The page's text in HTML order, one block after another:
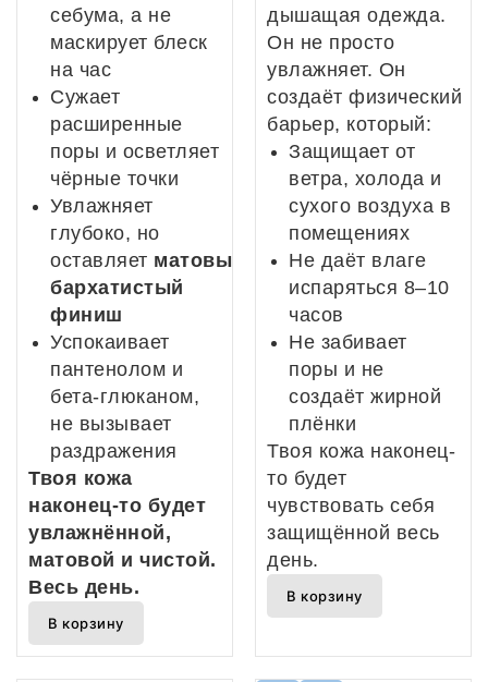
себума, а не
маскирует блеск
на час
Сужает
расширенные
поры и осветляет
чёрные точки
Увлажняет
глубоко, но
оставляет матовый
бархатистый
финиш
Успокаивает
пантенолом и
бета-глюканом,
не вызывает
раздражения
Твоя кожа
наконец-то будет
увлажнённой,
матовой и чистой.
Весь день.
В корзину
дышащая одежда.
Он не просто
увлажняет. Он
создаёт физический
барьер, который:
Защищает от
ветра, холода и
сухого воздуха в
помещениях
Не даёт влаге
испаряться 8–10
часов
Не забивает
поры и не
создаёт жирной
плёнки
Твоя кожа наконец-
то будет
чувствовать себя
защищённой весь
день.
В корзину